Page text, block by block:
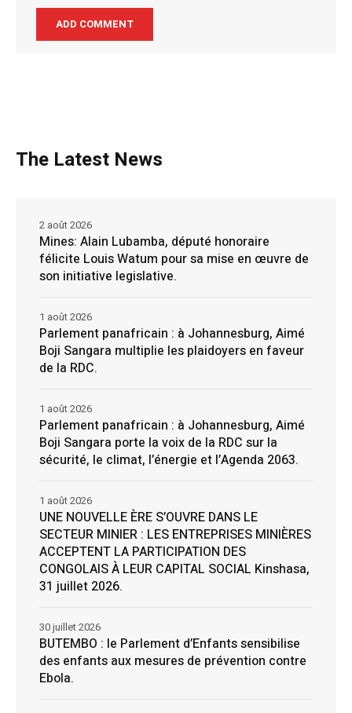
The Latest News
Mines: Alain Lubamba, député honoraire
félicite Louis Watum pour sa mise en œuvre de
son initiative legislative.
2 août 2026
Parlement panafricain : à Johannesburg, Aimé
Boji Sangara multiplie les plaidoyers en faveur
de la RDC.
1 août 2026
Parlement panafricain : à Johannesburg, Aimé
Boji Sangara porte la voix de la RDC sur la
sécurité, le climat, l’énergie et l’Agenda 2063.
1 août 2026
UNE NOUVELLE ÈRE S’OUVRE DANS LE
SECTEUR MINIER : LES ENTREPRISES MINIÈRES
ACCEPTENT LA PARTICIPATION DES
CONGOLAIS À LEUR CAPITAL SOCIAL Kinshasa,
31 juillet 2026.
1 août 2026
BUTEMBO : le Parlement d’Enfants sensibilise
des enfants aux mesures de prévention contre
Ebola.
30 juillet 2026